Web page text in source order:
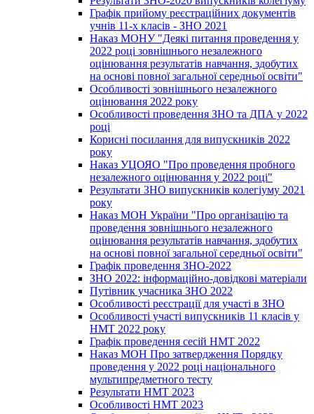
Графік прийому реєстраційних документів
учнів 11-х класів - ЗНО 2021
Наказ МОНУ "Деякі питання проведення у
2022 році зовнішнього незалежного
оцінювання результатів навчання, здобутих
на основі повної загальної середньої освіти"
Особливості зовнішнього незалежного
оцінювання 2022 року
Особливості проведення ЗНО та ДПА у 2022
році
Корисні посилання для випускників 2022
року
Наказ УЦОЯО "Про проведення пробного
незалежного оцінювання у 2022 році"
Результати ЗНО випускників колегіуму 2021
року
Наказ МОН України "Про організацію та
проведення зовнішнього незалежного
оцінювання результатів навчання, здобутих
на основі повної загальної середньої освіти"
Графік проведення ЗНО-2022
ЗНО 2022: інформаційно-довідкові матеріали
Путівник учасника ЗНО 2022
Особливості реєстрації для участі в ЗНО
Особливості участі випускників 11 класів у
НМТ 2022 року
Графік проведення сесій НМТ 2022
Наказ МОН Про затвердження Порядку
проведення у 2022 році національного
мультипредметного тесту
Результати НМТ 2023
Особливості НМТ 2023